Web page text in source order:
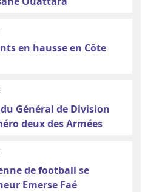
en hausse en Côte
du Général de Division
deux des Armées
de football se
Emerse Faé